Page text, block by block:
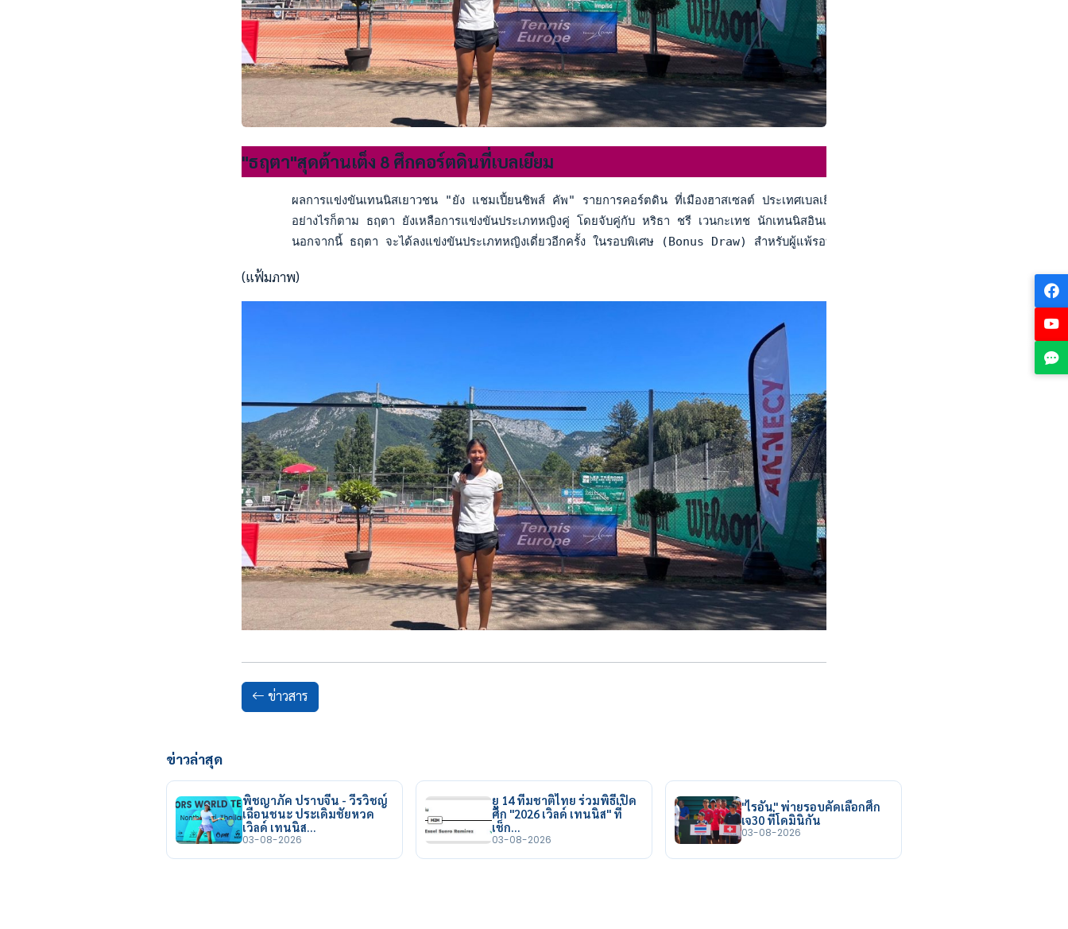
"ธฤตา"สุดต้านเต็ง 8 ศึกคอร์ตดินที่เบลเยียม
ผลการแข่งขันเทนนิสเยาวชน "ยัง แชมเปี้ยนชิพส์ คัพ" รายการคอร์ตดิน ที่เมืองฮาสเซลต์ ประเทศเบลเยียม เมื่อคืนวันที่ 7 ส.ค. 2566 ในประเ
อย่างไรก็ตาม ธฤตา ยังเหลือการแข่งขันประเภทหญิงคู่ โดยจับคู่กับ หริธา ชรี เวนกะเทช นักเทนนิสอินเดีย จะลงแข่งขันรอบแรก พบกับ เซเรน่า
นอกจากนี้ ธฤตา จะได้ลงแข่งขันประเภทหญิงเดี่ยวอีกครั้ง ในรอบพิเศษ (Bonus Draw) สำหรับผู้แพ้รอบแรกของการแข่งขันรอบเมนดรอว์ รวมทั้งสิ้
(แฟ้มภาพ)
ข่าวสาร
ข่าวล่าสุด
พิชญาภัค ปราบจีน - วีรวิชญ์
เฉือนชนะ ประเดิมชัยหวด
เวิลด์ เทนนิส…
03-08-2026
ยู 14 ทีมชาติไทย ร่วมพิธีเปิด
ศึก "2026 เวิลด์ เทนนิส" ที่
เช็ก…
03-08-2026
"ไรอัน" พ่ายรอบคัดเลือกศึก
เจ30 ที่โดมินิกัน
03-08-2026